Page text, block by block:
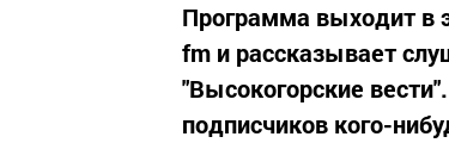
Программа выходит в
fm и рассказывает
"Высокогорские
подписчиков кого-